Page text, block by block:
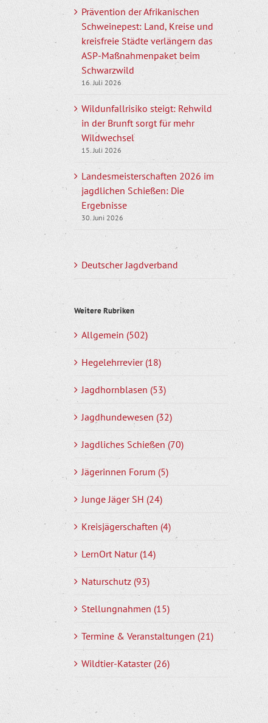
Prävention der Afrikanischen
Schweinepest: Land, Kreise und
kreisfreie Städte verlängern das
ASP-Maßnahmenpaket beim
Schwarzwild
16. Juli 2026
Wildunfallrisiko steigt: Rehwild
in der Brunft sorgt für mehr
Wildwechsel
15. Juli 2026
Landesmeisterschaften 2026 im
jagdlichen Schießen: Die
Ergebnisse
30. Juni 2026
Deutscher Jagdverband
Weitere Rubriken
Allgemein (502)
Hegelehrrevier (18)
Jagdhornblasen (53)
Jagdhundewesen (32)
Jagdliches Schießen (70)
Jägerinnen Forum (5)
Junge Jäger SH (24)
Kreisjägerschaften (4)
LernOrt Natur (14)
Naturschutz (93)
Stellungnahmen (15)
Termine & Veranstaltungen (21)
Wildtier-Kataster (26)